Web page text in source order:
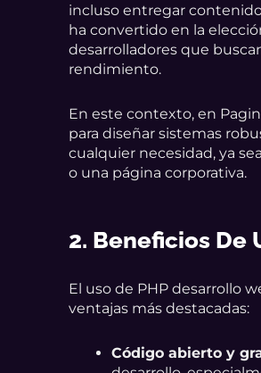
incluso entregar
ha convertido en la
desarrolladores que
rendimiento.
En este contexto, en
para diseñar sistemas
cualquier necesidad, ya
o una página corporativa.
2. Beneficios De
El uso de PHP desarrollo
ventajas más destacadas:
Código abierto y